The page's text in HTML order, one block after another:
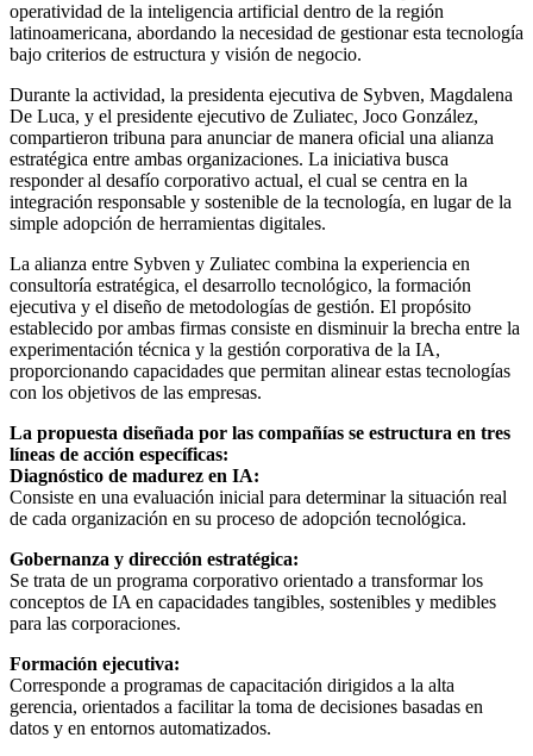
operatividad de la inteligencia artificial dentro de la región
latinoamericana, abordando la necesidad de gestionar esta tecnología
bajo criterios de estructura y visión de negocio.
Durante la actividad, la presidenta ejecutiva de Sybven, Magdalena
De Luca, y el presidente ejecutivo de Zuliatec, Joco González,
compartieron tribuna para anunciar de manera oficial una alianza
estratégica entre ambas organizaciones. La iniciativa busca
responder al desafío corporativo actual, el cual se centra en la
integración responsable y sostenible de la tecnología, en lugar de la
simple adopción de herramientas digitales.
La alianza entre Sybven y Zuliatec combina la experiencia en
consultoría estratégica, el desarrollo tecnológico, la formación
ejecutiva y el diseño de metodologías de gestión. El propósito
establecido por ambas firmas consiste en disminuir la brecha entre la
experimentación técnica y la gestión corporativa de la IA,
proporcionando capacidades que permitan alinear estas tecnologías
con los objetivos de las empresas.
La propuesta diseñada por las compañías se estructura en tres
líneas de acción específicas:
Diagnóstico de madurez en IA:
Consiste en una evaluación inicial para determinar la situación real
de cada organización en su proceso de adopción tecnológica.
Gobernanza y dirección estratégica:
Se trata de un programa corporativo orientado a transformar los
conceptos de IA en capacidades tangibles, sostenibles y medibles
para las corporaciones.
Formación ejecutiva:
Corresponde a programas de capacitación dirigidos a la alta
gerencia, orientados a facilitar la toma de decisiones basadas en
datos y en entornos automatizados.